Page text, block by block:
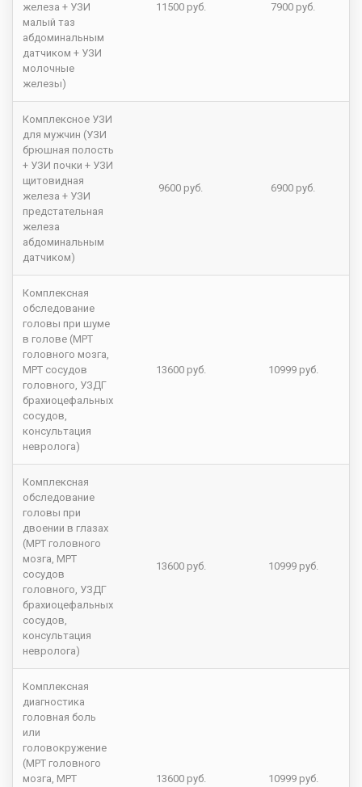
железа + УЗИ
малый таз
абдоминальным
датчиком + УЗИ
молочные
железы)
11500 руб. 7900 руб.
Комплексное УЗИ
для мужчин (УЗИ
брюшная полость
+ УЗИ почки + УЗИ
щитовидная
железа + УЗИ
предстательная
железа
абдоминальным
датчиком)
9600 руб. 6900 руб.
Комплексная
обследование
головы при шуме
в голове (МРТ
головного мозга,
МРТ сосудов
головного, УЗДГ
брахиоцефальных
сосудов,
консультация
невролога)
13600 руб. 10999 руб.
Комплексная
обследование
головы при
двоении в глазах
(МРТ головного
мозга, МРТ
сосудов
головного, УЗДГ
брахиоцефальных
сосудов,
консультация
невролога)
13600 руб. 10999 руб.
Комплексная
диагностика
головная боль
или
головокружение
(МРТ головного
мозга, МРТ
13600 руб. 10999 руб.